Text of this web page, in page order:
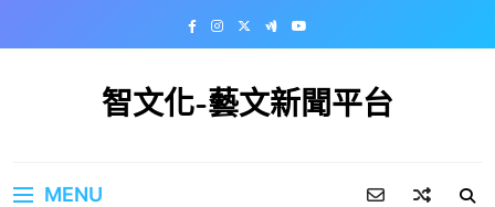
智文化-藝文新聞平台
MENU